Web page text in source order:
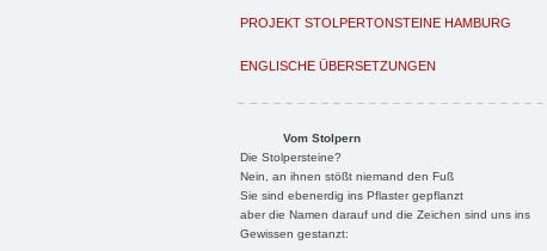
PROJEKT STOLPERTONSTEINE HAMBURG
ENGLISCHE ÜBERSETZUNGEN
Vom Stolpern
Die Stolpersteine?
Nein, an ihnen stößt niemand den Fuß
Sie sind ebenerdig ins Pflaster gepflanzt
aber die Namen darauf und die Zeichen sind uns ins
Gewissen gestanzt: